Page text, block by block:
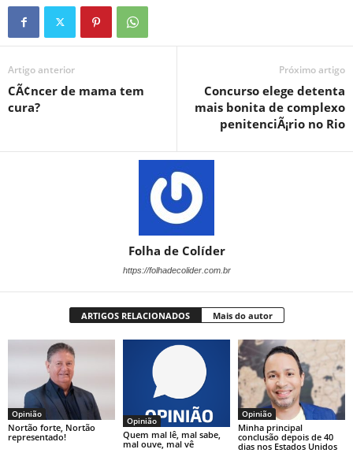
Artigo anterior
CÃ¢ncer de mama tem
cura?
Próximo artigo
Concurso elege detenta
mais bonita de complexo
penitenciÃ¡rio no Rio
Folha de Colíder
https://folhadecolider.com.br
ARTIGOS RELACIONADOS Mais do autor
Opinião
Nortão forte, Nortão
representado!
Opinião
Quem mal lê, mal sabe,
mal ouve, mal vê
Opinião
Minha principal
conclusão depois de 40
dias nos Estados Unidos